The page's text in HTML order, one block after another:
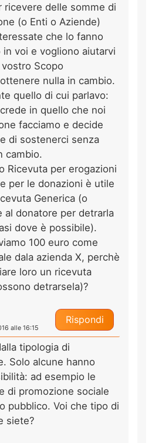
ricevere delle somme di
(o Enti o Aziende)
che lo fanno
voi e vogliono aiutarvi
Scopo
nulla in cambio.
quello di cui parlavo:
in quello che noi
facciamo e decide
di sostenerci senza
cambio.
Ricevuta per erogazioni
per le donazioni è utile
Generica (o
al donatore per detrarla
dove è possibile).
100 euro come
dala azienda X, perchè
loro un ricevuta
detrarsela)?
Rispondi
alle 16:15
tipologia di
Solo alcune hanno
ad esempio le
di promozione sociale
pubblico. Voi che tipo di
siete?